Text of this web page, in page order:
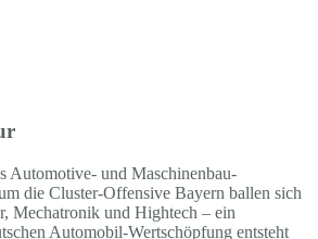
Automotive- und Maschinenbau-
die Cluster-Offensive Bayern ballen sich
Mechatronik und Hightech – ein
Automobil-Wertschöpfung entsteht